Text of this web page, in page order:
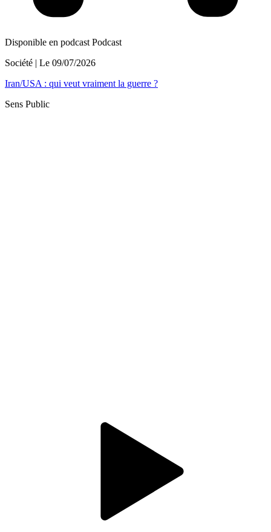
Disponible en podcast Podcast
Société | Le 09/07/2026
Iran/USA : qui veut vraiment la guerre ?
Sens Public